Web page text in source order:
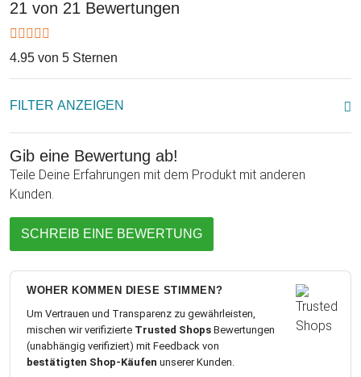
Motiven: Herzen oder Ringe. Zusätzlich dazu kannst Du noch
ein Datum eingeben wie beispielsweise das Hochzeitsdatum
der beiden Verliebten. Ein wunderschöner, romantischer
Spruch auf jedem Brett vervollständigt das Ganze und macht
das Holzherz zum perfekten Geschenk!
21 von 21 Bewertungen
4.95 von 5 Sternen
FILTER ANZEIGEN
Gib eine Bewertung ab!
Teile Deine Erfahrungen mit dem Produkt mit anderen
Kunden.
SCHREIB EINE BEWERTUNG
WOHER KOMMEN DIESE STIMMEN?
Um Vertrauen und Transparenz zu gewährleisten,
mischen wir verifizierte Trusted Shops Bewertungen
(unabhängig verifiziert) mit Feedback von
bestätigten Shop-Käufen unserer Kunden.